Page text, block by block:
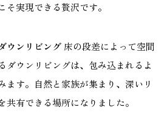
そ実現できる贅沢です。
ウンリビング 床の段差によって空間
ダウンリビングは、包み込まれるよ
ます。自然と家族が集まり、深いリ
共有できる場所になりました。